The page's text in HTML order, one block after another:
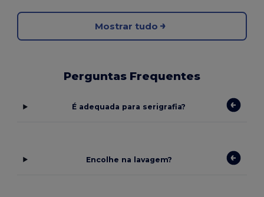
Mostrar tudo
Perguntas Frequentes
É adequada para serigrafia?
Encolhe na lavagem?